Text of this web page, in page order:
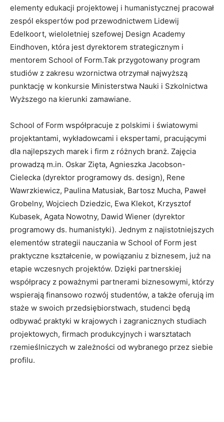
elementy edukacji projektowej i humanistycznej pracował
zespól ekspertów pod przewodnictwem Lidewij
Edelkoort, wieloletniej szefowej Design Academy
Eindhoven, która jest dyrektorem strategicznym i
mentorem School of Form.Tak przygotowany program
studiów z zakresu wzornictwa otrzymał najwyższą
punktację w konkursie Ministerstwa Nauki i Szkolnictwa
Wyższego na kierunki zamawiane.
School of Form współpracuje z polskimi i światowymi
projektantami, wykładowcami i ekspertami, pracującymi
dla najlepszych marek i firm z różnych branż. Zajęcia
prowadzą m.in. Oskar Zięta, Agnieszka Jacobson-
Cielecka (dyrektor programowy ds. design), Rene
Wawrzkiewicz, Paulina Matusiak, Bartosz Mucha, Paweł
Grobelny, Wojciech Dziedzic, Ewa Klekot, Krzysztof
Kubasek, Agata Nowotny, Dawid Wiener (dyrektor
programowy ds. humanistyki). Jednym z najistotniejszych
elementów strategii nauczania w School of Form jest
praktyczne kształcenie, w powiązaniu z biznesem, już na
etapie wczesnych projektów. Dzięki partnerskiej
współpracy z poważnymi partnerami biznesowymi, którzy
wspierają finansowo rozwój studentów, a także oferują im
staże w swoich przedsiębiorstwach, studenci będą
odbywać praktyki w krajowych i zagranicznych studiach
projektowych, firmach produkcyjnych i warsztatach
rzemieślniczych w zależności od wybranego przez siebie
profilu.